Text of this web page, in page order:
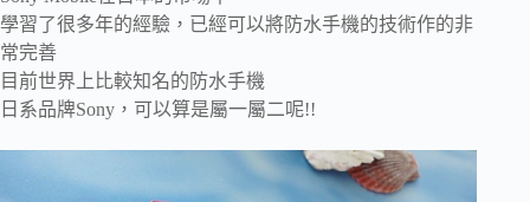
學習了很多年的經驗，已經可以將防水手機的技術作的非
常完善
目前世界上比較知名的防水手機
日系品牌Sony，可以算是屬一屬二呢!!